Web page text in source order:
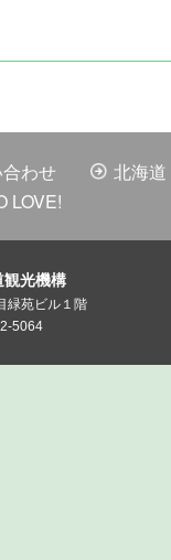
わせ
北海道
LOVE!
光機構
緑苑ビル１階
5064